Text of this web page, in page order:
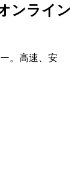
ンライン
。高速、安